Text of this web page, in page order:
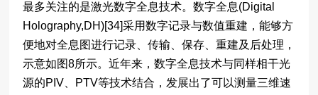
最多关注的是激光数字全息技术。数字全息(Digital
Holography,DH)[34]采用数字记录与数值重建，能够方
便地对全息图进行记录、传输、保存、重建及后处理，
示意如图8所示。近年来，数字全息技术与同样相干光
源的PIV、PTV等技术结合，发展出了可以测量三维速